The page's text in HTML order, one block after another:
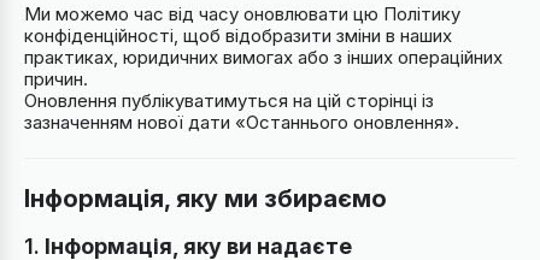
Ми можемо час від часу оновлювати цю Політику
конфіденційності, щоб відобразити зміни в наших
практиках, юридичних вимогах або з інших операційних
причин.
Оновлення публікуватимуться на цій сторінці із
зазначенням нової дати «Останнього оновлення».
Інформація, яку ми збираємо
1. Інформація, яку ви надаєте